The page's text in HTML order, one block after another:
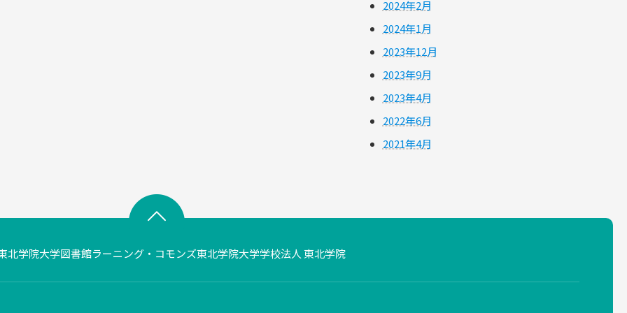
2024年2月
2024年1月
2023年12月
2023年9月
2023年4月
2022年6月
2021年4月
北学院大学図書館ラーニング・コモンズ東北学院大学学校法人 東北学院